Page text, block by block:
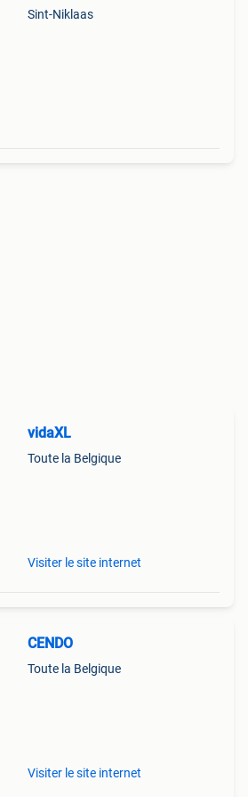
Sint-Niklaas
vidaXL
Toute la Belgique
Visiter le site internet
CENDO
Toute la Belgique
Visiter le site internet